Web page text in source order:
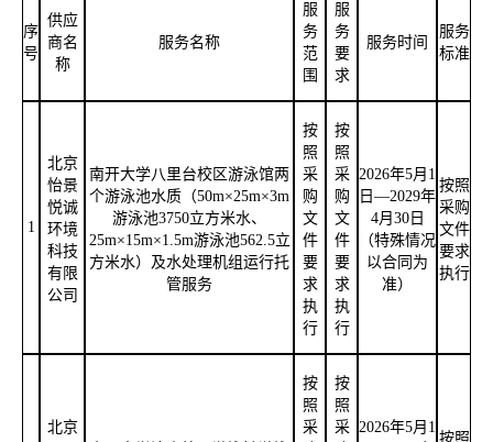
序
号
供应
商名
称
服务名称
服
务
范
围
服
务
要
求
服务时间
服务
标准
1
北京
怡景
悦诚
环境
科技
有限
公司
南开大学八里台校区游泳馆两
个游泳池水质（50m×25m×3m
游泳池3750立方米水、
25m×15m×1.5m游泳池562.5立
方米水）及水处理机组运行托
管服务
按
照
采
购
文
件
要
求
执
行
按
照
采
购
文
件
要
求
执
行
2026年5月1
日—2029年
4月30日
（特殊情况
以合同为
准）
按照
采购
文件
要求
执行
北京
按
照
采
按
照
采 2026年5月1
按照